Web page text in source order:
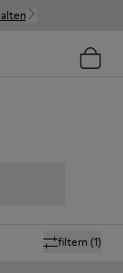
filtern (1)